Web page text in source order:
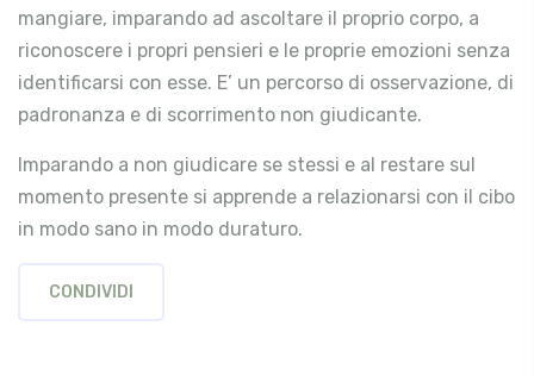
mangiare, imparando ad ascoltare il proprio corpo, a
riconoscere i propri pensieri e le proprie emozioni senza
identificarsi con esse. E’ un percorso di osservazione, di
padronanza e di scorrimento non giudicante.
Imparando a non giudicare se stessi e al restare sul
momento presente si apprende a relazionarsi con il cibo
in modo sano in modo duraturo.
CONDIVIDI